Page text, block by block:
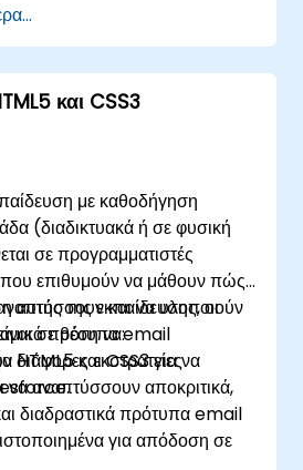
και να χρησιμοποιήσουν
REST και SOAP
Apex.
και CSS3
με καθοδήγηση
(διαδικτυακά ή σε φυσική
σε προγραμματιστές
επιθυμούν να μάθουν πώς
και να υλοποιούν
πρότυπα email
εκστρατείες
της εκπαίδευσης, οι
σε θέση να:
HTML5 και CSS3 για να
να αναπτύσσουν αποκριτικά,
διαδραστικά πρότυπα email
για απόδοση σε